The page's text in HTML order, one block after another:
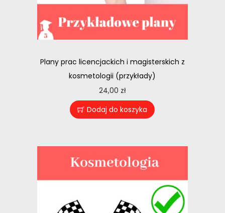
Plany prac licencjackich i magisterskich z
kosmetologii (przykłady)
24,00 zł
Dodaj do koszyka